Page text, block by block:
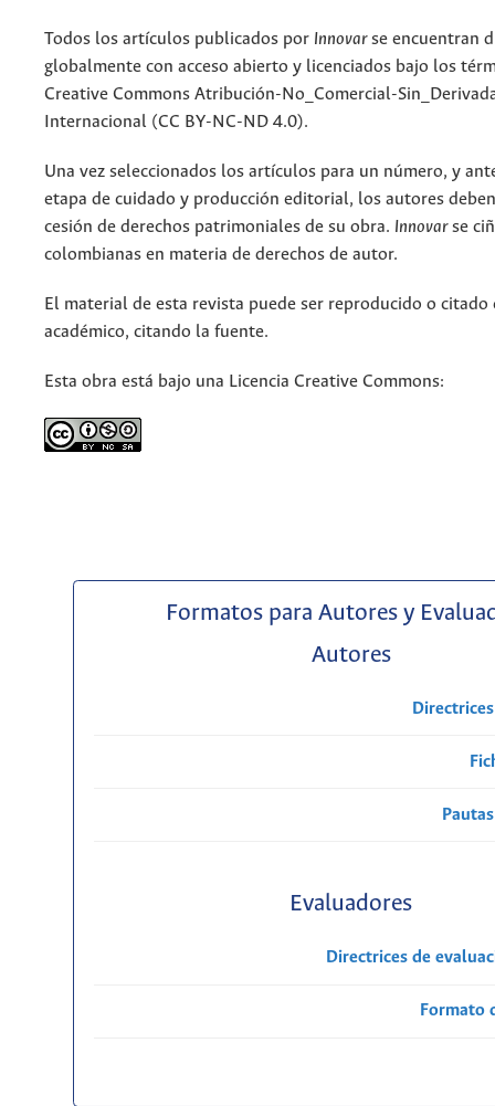
Todos los artículos publicados por Innovarse encuentran
globalmente con acceso abierto y licenciados bajo los
Creative Commons Atribución-No_Comercial-
Internacional (CC BY-NC-ND 4.0).
Una vez seleccionados los artículos para un número, y
etapa de cuidado y producción editorial, los autores
cesión de derechos patrimoniales de su obra. Innovarse
colombianas en materia de derechos de autor.
El material de esta revista puede ser reproducido o citado
académico, citando la fuente.
Esta obra está bajo una Licencia Creative Commons:
Formatos para Autores y
Autores
Evaluadores
Directrices de
Formato